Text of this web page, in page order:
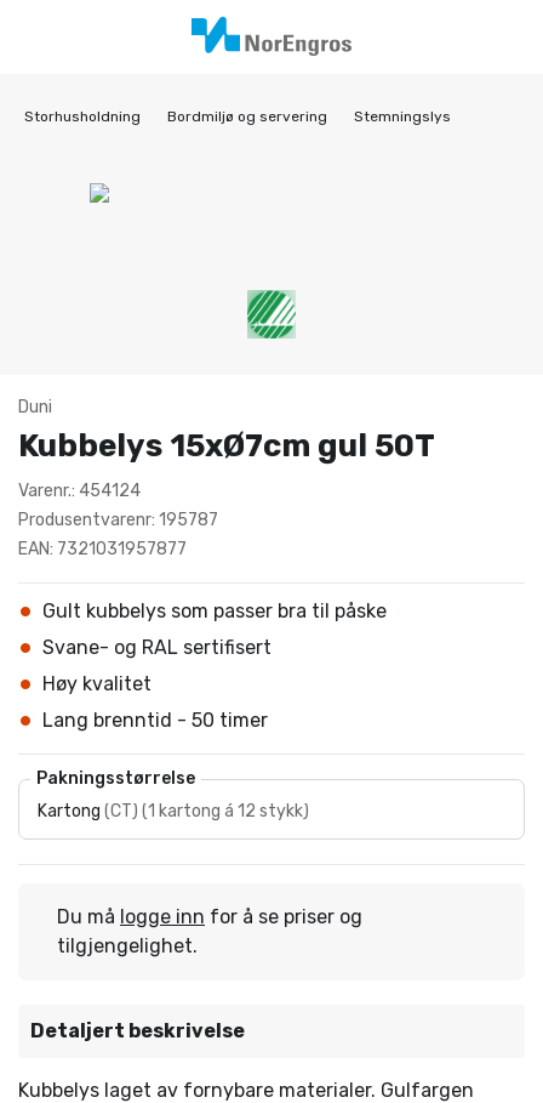
Storhusholdning Bordmiljø og servering Stemningslys
Duni
Kubbelys 15xØ7cm gul 50T
Varenr.: 454124
Produsentvarenr: 195787
EAN: 7321031957877
Gult kubbelys som passer bra til påske
Svane- og RAL sertifisert
Høy kvalitet
Lang brenntid - 50 timer
Pakningsstørrelse
Kartong (CT) (1 kartong á 12 stykk)
Du må logge inn for å se priser og
tilgjengelighet.
Detaljert beskrivelse
Kubbelys laget av fornybare materialer. Gulfargen